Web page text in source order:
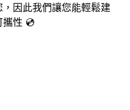
因此我們讓您能輕鬆建
性 💿